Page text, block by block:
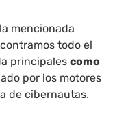
mencionada
todo el
principalescomo
por los motores
de cibernautas.